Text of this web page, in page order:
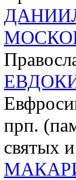
прп.
святых